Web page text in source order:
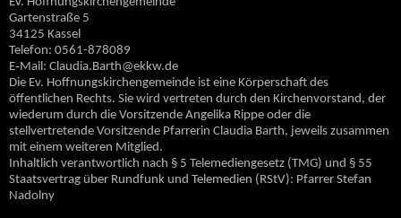
Gartenstraße 5
34125 Kassel
Telefon: 0561-878089
E‐Mail: Claudia.Barth@ekkw.de
Die Ev. Hoffnungskirchengemeinde ist eine Körperschaft des
öffentlichen Rechts. Sie wird vertreten durch den Kirchenvorstand, der
wiederum durch die Vorsitzende Angelika Rippe oder die
stellvertretende Vorsitzende Pfarrerin Claudia Barth, jeweils zusammen
mit einem weiteren Mitglied.
Inhaltlich verantwortlich nach § 5 Telemediengesetz (TMG) und § 55
Staatsvertrag über Rundfunk und Telemedien (RStV): Pfarrer Stefan
Nadolny